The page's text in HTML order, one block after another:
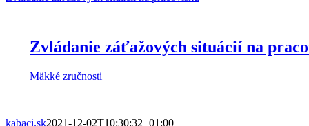
Zvládanie záťažových situácií na
Mäkké zručnosti
kabaci.sk2021-12-02T10:30:32+01:00